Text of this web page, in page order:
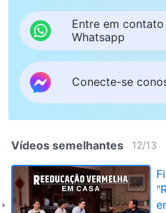
Entre em
Whatsapp
Conecte-se
Vídeos semelhantes 12/13